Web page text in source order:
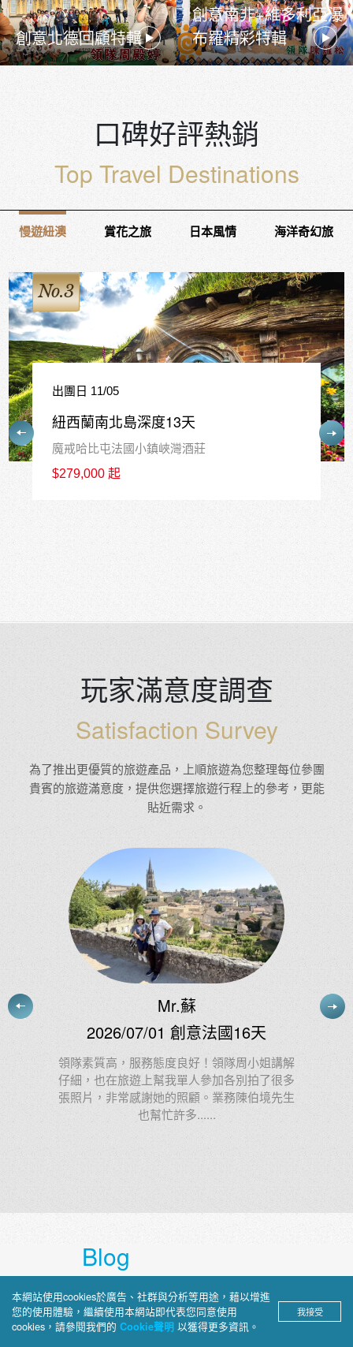
創意北德回顧特輯
創意南非+維多利亞瀑
布羅精彩特輯
口碑好評熱銷
Top Travel Destinations
慢遊紐澳 賞花之旅 日本風情 海洋奇幻旅
No.4
出團日 12/17
紐西蘭南島精華10天
皇后鎮中心連泊3晚+庫克山1晚+瓦納卡1晚
玩家滿意度調查
Satisfaction Survey
為了推出更優質的旅遊產品，上順旅遊為您整理每位參團
貴賓的旅遊滿意度，提供您選擇旅遊行程上的參考，更能
貼近需求。
施小姐
2026/07/03 慢遊東澳11天
阿德很棒！我給他：100000000分 1億分
Blog
上順部落格
深入介紹旅途見聞、景點攻略與文
本網站使用cookies於廣告、社群與分析等用途，藉以增進
您的使用體驗，繼續使用本網站即代表您同意使用
cookies，請參閱我們的 Cookie聲明 以獲得更多資訊。
我接受